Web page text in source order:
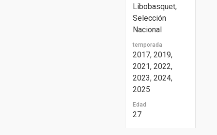
Libobasquet,
Selección
Nacional
temporada
2017, 2019,
2021, 2022,
2023, 2024,
2025
Edad
27